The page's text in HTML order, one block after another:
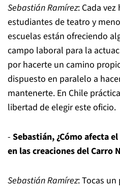
Sebastián Ramírez: Cada
estudiantes de teatro y
escuelas están ofreciendo
campo laboral para la
por hacerte un camino
dispuesto en paralelo a
mantenerte. En Chile
libertad de elegir este oficio.
- Sebastián, ¿Cómo afecta
en las creaciones del Carro
Sebastián Ramírez: Tocas